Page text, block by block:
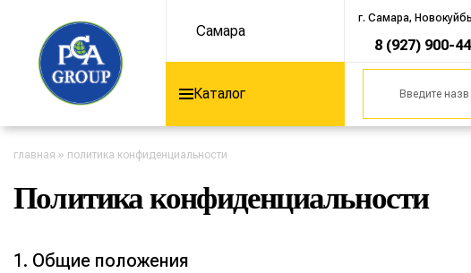
Самара
г. Самара,
8 (927) 900-
Каталог
главная » политика конфиденциальности
Политика конфиденциальности
1. Общие положения